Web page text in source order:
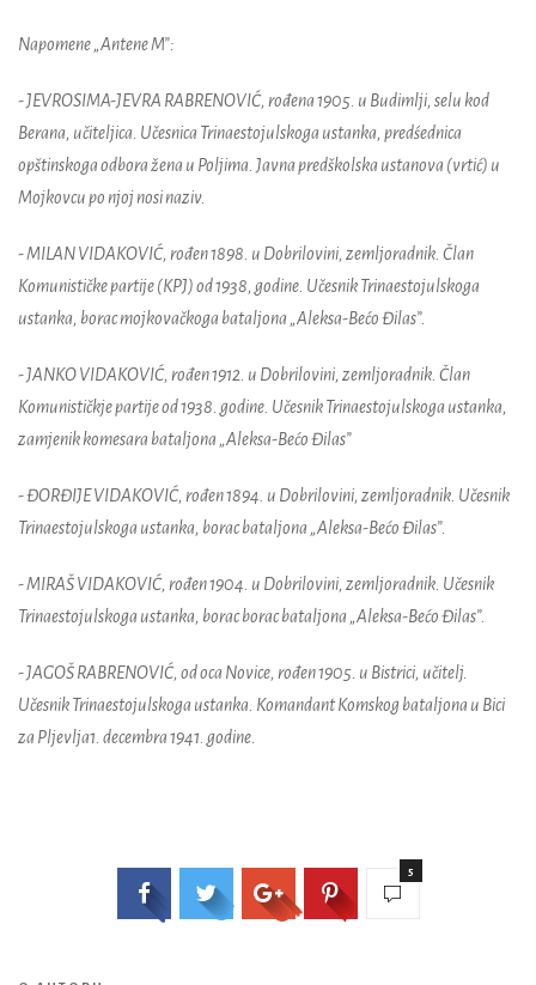
Napomene „Antene M”:
- JEVROSIMA-JEVRA RABRENOVIĆ, rođena 1905. u Budimlji, selu kod
Berana, učiteljica. Učesnica Trinaestojulskoga ustanka, predśednica
opštinskoga odbora žena u Poljima. Javna predškolska ustanova (vrtić) u
Mojkovcu po njoj nosi naziv.
- MILAN VIDAKOVIĆ, rođen 1898. u Dobrilovini, zemljoradnik. Član
Komunističke partije (KPJ) od 1938, godine. Učesnik Trinaestojulskoga
ustanka, borac mojkovačkoga bataljona „Aleksa-Bećo Đilas”.
- JANKO VIDAKOVIĆ, rođen 1912. u Dobrilovini, zemljoradnik. Član
Komunističkje partije od 1938. godine. Učesnik Trinaestojulskoga ustanka,
zamjenik komesara bataljona „Aleksa-Bećo Đilas”
- ĐORĐIJE VIDAKOVIĆ, rođen 1894. u Dobrilovini, zemljoradnik. Učesnik
Trinaestojulskoga ustanka, borac bataljona „Aleksa-Bećo Đilas”.
- MIRAŠ VIDAKOVIĆ, rođen 1904. u Dobrilovini, zemljoradnik. Učesnik
Trinaestojulskoga ustanka, borac borac bataljona „Aleksa-Bećo Đilas”.
- JAGOŠ RABRENOVIĆ, od oca Novice, rođen 1905. u Bistrici, učitelj.
Učesnik Trinaestojulskoga ustanka. Komandant Komskog bataljona u Bici
za Pljevlja1. decembra 1941. godine.
5